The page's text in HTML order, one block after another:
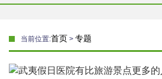
抒情散文
励志文章
古代诗歌
伤
题
当前位置:首页 > 专题